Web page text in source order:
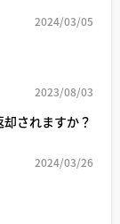
2024/03/05
2023/08/03
されますか？
2024/03/26